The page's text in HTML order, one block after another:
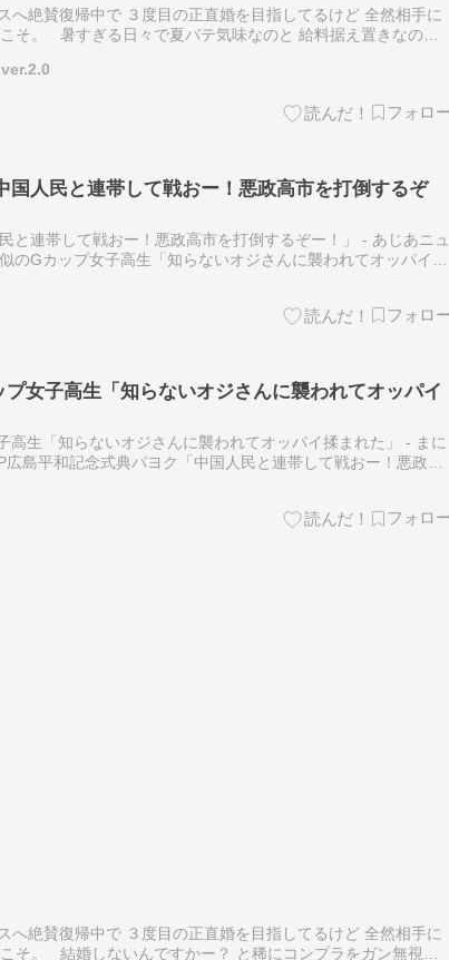
へ絶賛復帰中で ３度目の正直婚を目指してるけど 全然相手に
そ。 暑すぎる日々で夏バテ気味なのと 給料据え置きなのに
国人民と連帯して戦おー！悪政高市を打倒するぞ
と連帯して戦おー！悪政高市を打倒するぞー！」 - あじあニュ
のGカップ女子高生「知らないオジさんに襲われてオッパイ揉
プ女子高生「知らないオジさんに襲われてオッパイ
高生「知らないオジさんに襲われてオッパイ揉まれた」 - まに
島平和記念式典パヨク「中国人民と連帯して戦おー！悪政高
へ絶賛復帰中で ３度目の正直婚を目指してるけど 全然相手に
そ。 結婚しないんですかー？ と稀にコンプラをガン無視し